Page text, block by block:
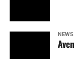
NEWS